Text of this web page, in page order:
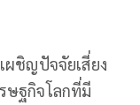
ผชิญปัจจัยเสี่ยง
ษฐกิจโลกที่มี